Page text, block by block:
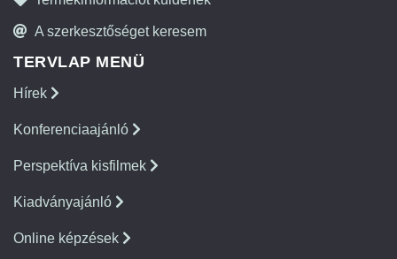
A szerkesztőséget keresem
TERVLAP MENÜ
Hírek
Konferenciaajánló
Perspektíva kisfilmek
Kiadványajánló
Online képzések